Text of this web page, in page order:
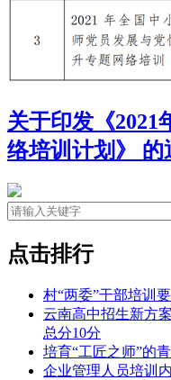
关于印发《2021
络培训计划》 的
点击排行
村“两委”干部培训
云南高中招生新方
总分10分
培育“工匠之师”的
企业管理人员培训